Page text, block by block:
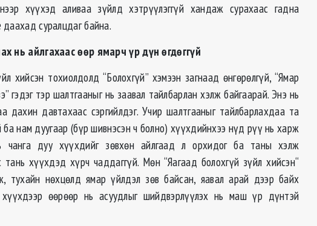
хүүхэд аливаа зүйлд хэтрүүлэггүй хандаж сурахаас гадна
суралцдаг байна.
нь айлгахаас өөр ямарч үр дүн өгдөггүй
хийсэн тохиолдолд “Болохгүй” хэмээн загнаад өнгөрөлгүй, “Ямар
гэдэг тэр шалтгааныг нь заавал тайлбарлан хэлж байгаарай. Энэ нь
дахин давтахаас сэргийлдэг. Учир шалтгааныг тайлбарлахдаа та
ба нам дуугаар (бүр шивнэсэн ч болно) хүүхдийнхээ нүд рүү нь харж
чанга дуу хүүхдийг зөвхөн айлгаад л орхидог ба таны хэлж
тань хүүхдэд хүрч чаддаггүй. Мөн “Яагаад болохгүй зүйл хийсэн“
тухайн нөхцөлд ямар үйлдэл зөв байсан, яавал арай дээр байх
хүүхдээр өөрөөр нь асуудлыг шийдвэрлүүлэх нь маш үр дүнтэй